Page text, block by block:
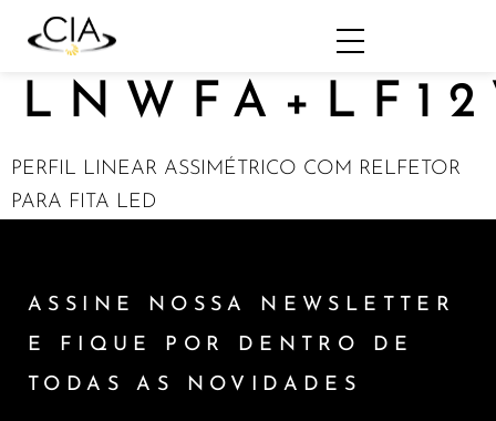
PERFIL LINEAR ASSIMÉTRICO COM RELFETOR
PARA FITA LED
ASSINE NOSSA NEWSLETTER
E FIQUE POR DENTRO DE
TODAS AS NOVIDADES